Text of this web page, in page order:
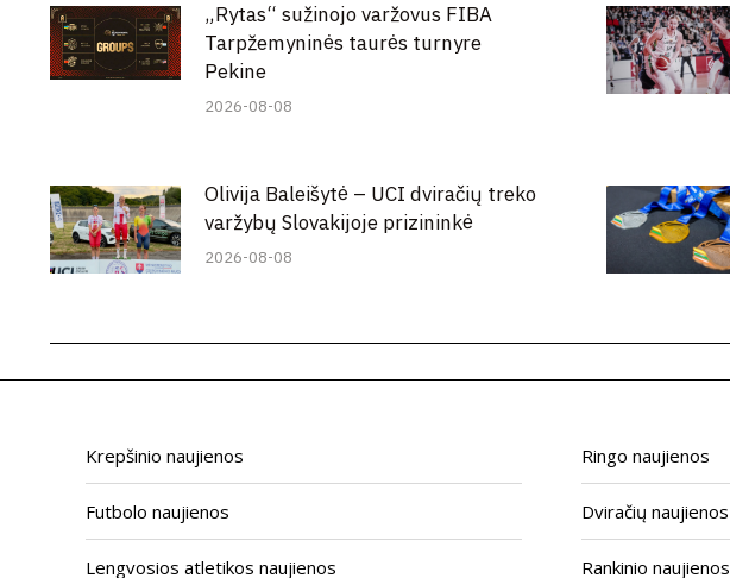
„Rytas“ sužinojo varžovus FIBA
Tarpžemyninės taurės turnyre
Pekine
2026-08-08
Olivija Baleišytė – UCI dviračių treko
varžybų Slovakijoje prizininkė
2026-08-08
Krepšinio naujienos
Futbolo naujienos
Lengvosios atletikos naujienos
Ringo naujienos
Dviračių naujienos
Rankinio naujienos